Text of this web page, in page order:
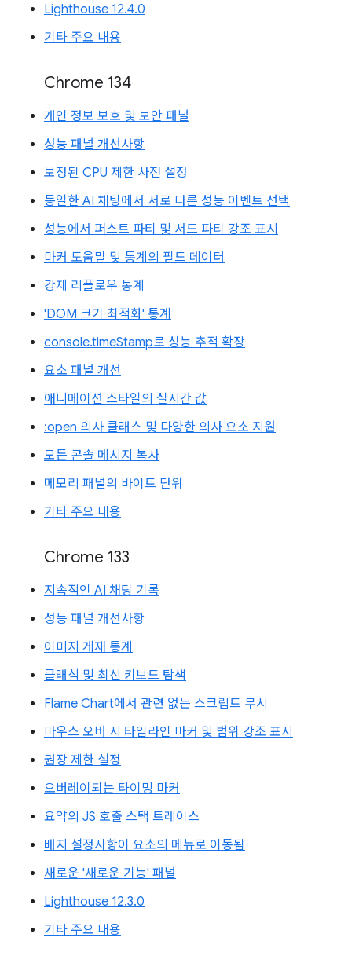
Lighthouse 12.4.0
기타 주요 내용
Chrome 134
개인 정보 보호 및 보안 패널
성능 패널 개선사항
보정된 CPU 제한 사전 설정
동일한 AI 채팅에서 서로 다른 성능 이벤트 선택
성능에서 퍼스트 파티 및 서드 파티 강조 표시
마커 도움말 및 통계의 필드 데이터
강제 리플로우 통계
'DOM 크기 최적화' 통계
console.timeStamp로 성능 추적 확장
요소 패널 개선
애니메이션 스타일의 실시간 값
:open 의사 클래스 및 다양한 의사 요소 지원
모든 콘솔 메시지 복사
메모리 패널의 바이트 단위
기타 주요 내용
Chrome 133
지속적인 AI 채팅 기록
성능 패널 개선사항
이미지 게재 통계
클래식 및 최신 키보드 탐색
Flame Chart에서 관련 없는 스크립트 무시
마우스 오버 시 타임라인 마커 및 범위 강조 표시
권장 제한 설정
오버레이되는 타이밍 마커
요약의 JS 호출 스택 트레이스
배지 설정사항이 요소의 메뉴로 이동됨
새로운 '새로운 기능' 패널
Lighthouse 12.3.0
기타 주요 내용